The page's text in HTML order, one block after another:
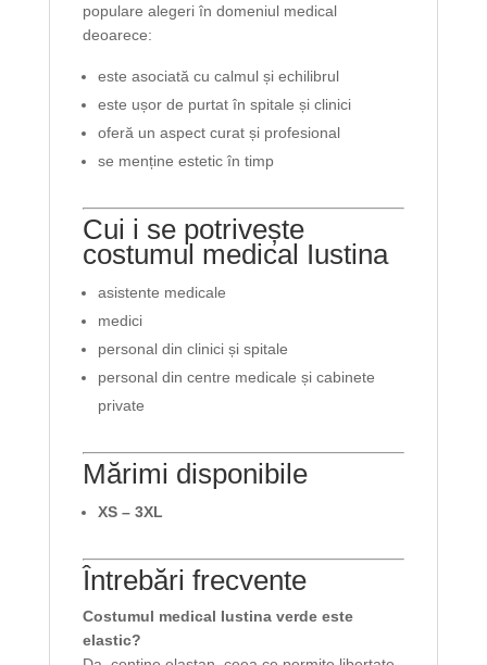
populare alegeri în domeniul medical
deoarece:
este asociată cu calmul și echilibrul
este ușor de purtat în spitale și clinici
oferă un aspect curat și profesional
se menține estetic în timp
Cui i se potrivește
costumul medical Iustina
asistente medicale
medici
personal din clinici și spitale
personal din centre medicale și cabinete
private
Mărimi disponibile
XS – 3XL
Întrebări frecvente
Costumul medical Iustina verde este
elastic?